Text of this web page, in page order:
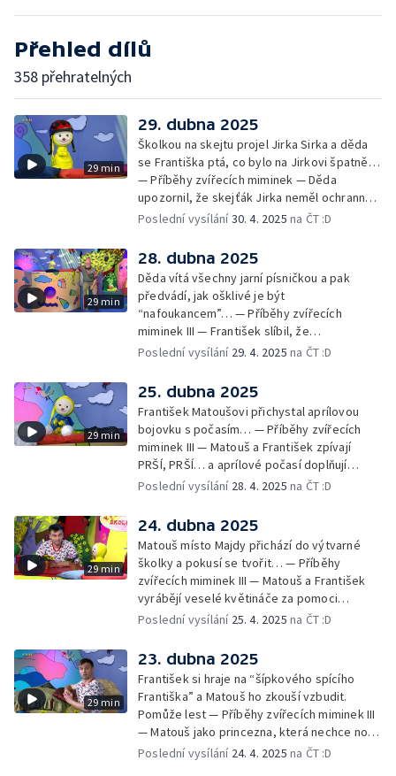
Přehled dílů
358 přehratelných
29 min
29. dubna 2025
Školkou na skejtu projel Jirka Sirka a děda
se Františka ptá, co bylo na Jirkovi špatně…
— Příběhy zvířecích miminek — Děda
upozornil, že skejťák Jirka neměl ochranné
pomůcky: helmu a chrániče pro
Obrázky a rozloučení
Poslední vysílání30. 4. 2025 na ČT :D
29 min
28. dubna 2025
Děda vítá všechny jarní písničkou a pak
předvádí, jak ošklivé je být
“nafoukancem”… — Příběhy zvířecích
miminek III — František slíbil, že
nafoukancem nikdy nebude a děda mu písní
Cvoček astronautem — Obrázky a
rozloučení
Poslední vysílání 29. 4. 2025 na ČT :D
29 min
25. dubna 2025
František Matoušovi přichystal aprílovou
bojovku s počasím… — Příběhy zvířecích
miminek III — Matouš a František zpívají
PRŠÍ, PRŠÍ… a aprílové počasí doplňují
deštěm… — Cvoček astronautem —
Poslední vysílání 28. 4. 2025 na ČT :D
29 min
24. dubna 2025
Matouš místo Majdy přichází do výtvarné
školky a pokusí se tvořit… — Příběhy
zvířecích miminek III — Matouš a František
vyrábějí veselé květináče za pomoci
skořápek z velikonočních vajíček… —
obrázky + rozloučení
Poslední vysílání 25. 4. 2025 na ČT :D
29 min
23. dubna 2025
František si hraje na “šípkového spícího
Františka” a Matouš ho zkouší vzbudit.
Pomůže lest — Příběhy zvířecích miminek III
— Matouš jako princezna, která nechce nosit
brýle… — Cvoček astronautem — Nestyďte
Poslední vysílání 24. 4. 2025 na ČT :D